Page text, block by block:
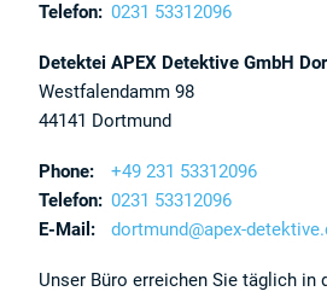
Telefon: 0231 53312096
Detektei APEX Detektive GmbH
Westfalendamm 98
44141 Dortmund
Phone:
+49 231 53312096
Telefon: 0231 53312096
E-Mail:
dortmund@apex-
Unser Büro erreichen Sie täglich in